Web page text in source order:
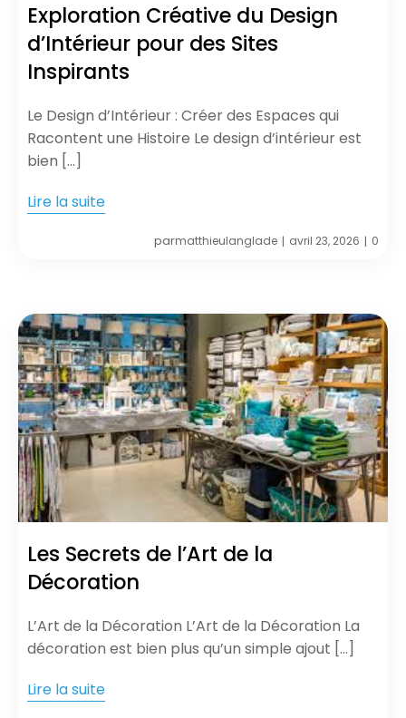
Exploration Créative du Design
d’Intérieur pour des Sites
Inspirants
Le Design d’Intérieur : Créer des Espaces qui
Racontent une Histoire Le design d’intérieur est
bien […]
Lire la suite
parmatthieulanglade | avril 23, 2026 | 0
Les Secrets de l’Art de la
Décoration
L’Art de la Décoration L’Art de la Décoration La
décoration est bien plus qu’un simple ajout […]
Lire la suite